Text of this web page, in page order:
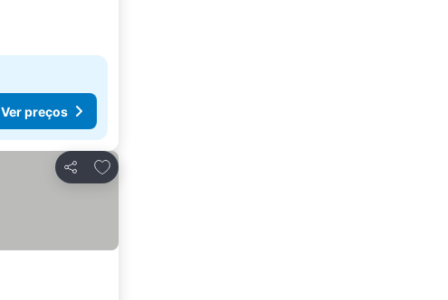
Ver preços
Partilhar
Adicionar aos favoritos